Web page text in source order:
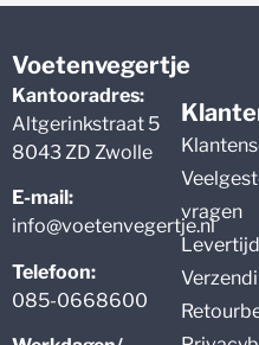
Voetenvegertje
Kantooradres:
Altgerinkstraat 5
8043 ZD Zwolle
E-mail:
info@voetenvegertje.nl
Telefoon:
085-0668600
vragen